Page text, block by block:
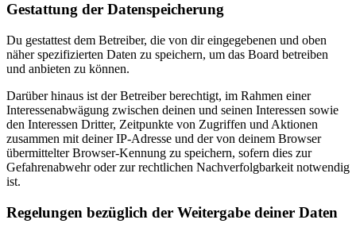
Gestattung der Datenspeicherung
Du gestattest dem Betreiber, die von dir eingegebenen und oben
näher spezifizierten Daten zu speichern, um das Board betreiben
und anbieten zu können.
Darüber hinaus ist der Betreiber berechtigt, im Rahmen einer
Interessenabwägung zwischen deinen und seinen Interessen sowie
den Interessen Dritter, Zeitpunkte von Zugriffen und Aktionen
zusammen mit deiner IP-Adresse und der von deinem Browser
übermittelter Browser-Kennung zu speichern, sofern dies zur
Gefahrenabwehr oder zur rechtlichen Nachverfolgbarkeit notwendig
ist.
Regelungen bezüglich der Weitergabe deiner Daten